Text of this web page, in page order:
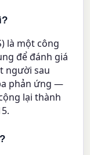
là một công
để đánh giá
người sau
phản ứng —
lại thành